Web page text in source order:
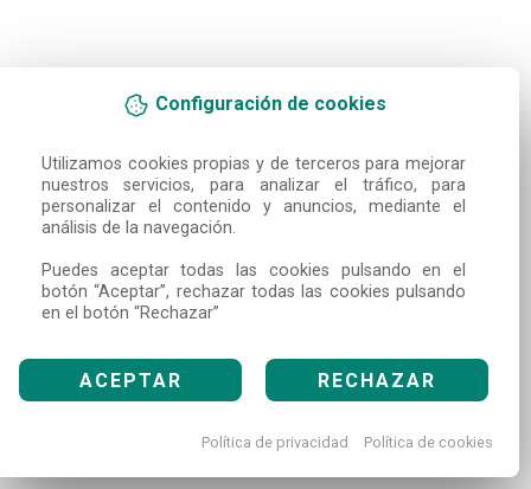
Configuración de cookies
Utilizamos cookies propias y de terceros para mejorar
nuestros servicios, para analizar el tráfico, para
personalizar el contenido y anuncios, mediante el
análisis de la navegación.
Puedes aceptar todas las cookies pulsando en el
botón “Aceptar”, rechazar todas las cookies pulsando
en el botón “Rechazar”
ACEPTAR RECHAZAR
Política de privacidad Política de cookies